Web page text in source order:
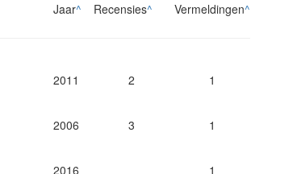
Jaar^ Recensies^ Vermeldingen^
2011 2 1
2006 3 1
2016 1